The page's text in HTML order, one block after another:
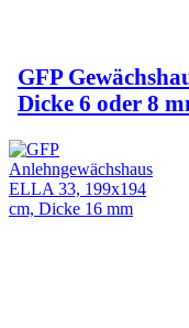
GFP
Dicke 6 oder 8